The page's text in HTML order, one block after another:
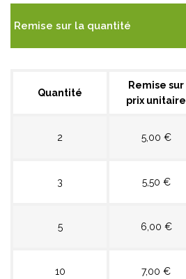
Remise sur la quantité
Quantité
Remise sur
prix unitaire
2 5,00 €
3 5,50 €
5 6,00 €
10 7,00 €